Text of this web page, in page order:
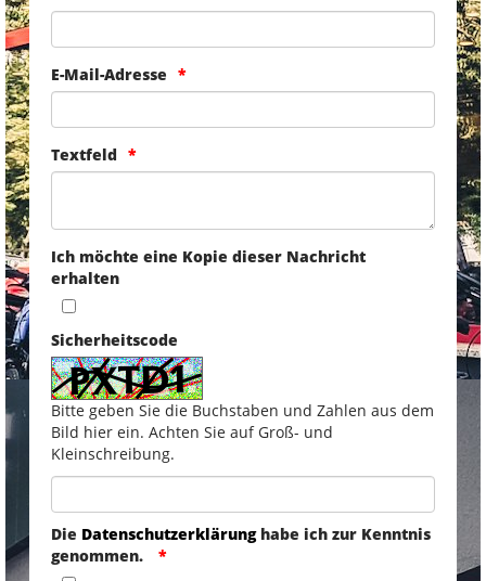
E-Mail-Adresse
Textfeld
Ich möchte eine Kopie dieser Nachricht
erhalten
Sicherheitscode
Bitte geben Sie die Buchstaben und Zahlen aus dem
Bild hier ein. Achten Sie auf Groß- und
Kleinschreibung.
Die Datenschutzerklärunghabe ich zur Kenntnis
genommen.